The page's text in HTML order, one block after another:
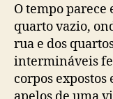
O tempo
quarto vazio,
rua e dos
intermináveis
corpos expostos